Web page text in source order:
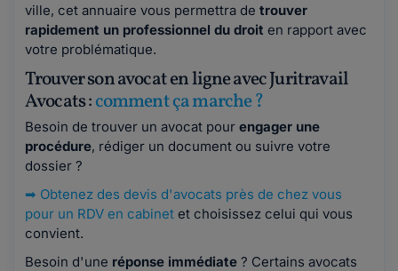
ville, cet annuaire vous permettra de trouver
rapidement un professionnel du droit en rapport avec
votre problématique.
Trouver son avocat en ligne avec Juritravail
Avocats :comment ça marche ?
Besoin de trouver un avocat pour engager une
procédure, rédiger un document ou suivre votre
dossier ?
➡ Obtenez des devis d'avocats près de chez vous
pour un RDV en cabinet et choisissez celui qui vous
convient.
Besoin d'une réponse immédiate ? Certains avocats